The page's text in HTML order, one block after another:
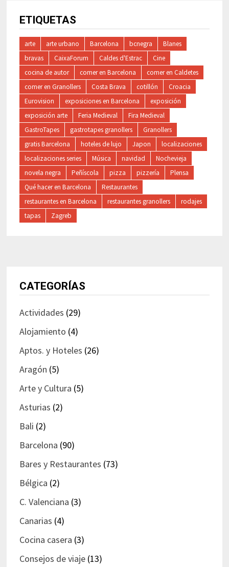
ETIQUETAS
arte arte urbano Barcelona bcnegra
Blanes
bravas
CaixaForum Caldes d'Estrac
Cine
cocina de autor
comer en Barcelona
comer en Caldetes
comer en Granollers
Costa Brava cotillón
Croacia
Eurovision
exposiciones en Barcelona
exposición
exposición arte
Feria Medieval
Fira Medieval
GastroTapes
gastrotapes granollers
Granollers
gratis Barcelona
hoteles de lujo Japon
localizaciones
localizaciones series
Música navidad
Nochevieja
novela negra
Peñíscola pizza pizzería
Plensa
Qué hacer en Barcelona
Restaurantes
restaurantes en Barcelona
restaurantes granollers
rodajes
tapas
Zagreb
CATEGORÍAS
Actividades (29)
Alojamiento (4)
Aptos. y Hoteles (26)
Aragón (5)
Arte y Cultura (5)
Asturias (2)
Bali (2)
Barcelona (90)
Bares y Restaurantes (73)
Bélgica (2)
C. Valenciana (3)
Canarias (4)
Cocina casera (3)
Consejos de viaje(13)